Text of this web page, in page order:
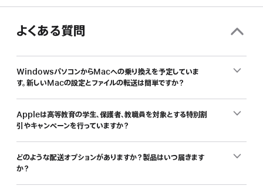
員
ん、
新
し
い
を
学
で
よくある質問
WindowsパソコンからMacへの乗り換えを予定していま
す。新しいMacの設定とファイルの転送は簡単ですか？
Appleは高等教育の学生、保護者、教職員を対象とする特別割
引やキャンペーンを行っていますか？
どのような配送オプションがありますか？製品はいつ届きます
か？